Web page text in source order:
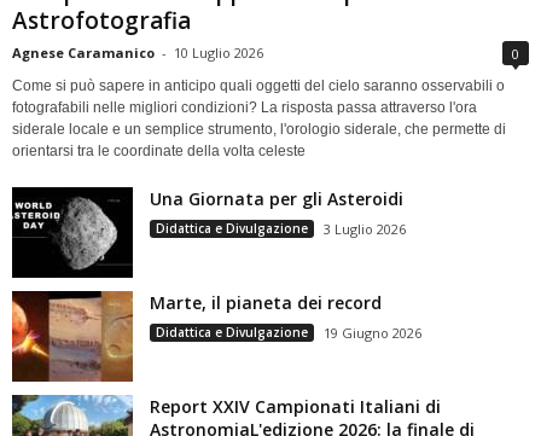
Astrofotografia
Agnese Caramanico - 10 Luglio 2026 0
Come si può sapere in anticipo quali oggetti del cielo saranno osservabili o
fotografabili nelle migliori condizioni? La risposta passa attraverso l'ora
siderale locale e un semplice strumento, l'orologio siderale, che permette di
orientarsi tra le coordinate della volta celeste
Una Giornata per gli Asteroidi
Didattica e Divulgazione 3 Luglio 2026
Marte, il pianeta dei record
Didattica e Divulgazione 19 Giugno 2026
Report XXIV Campionati Italiani di
AstronomiaL'edizione 2026: la finale di